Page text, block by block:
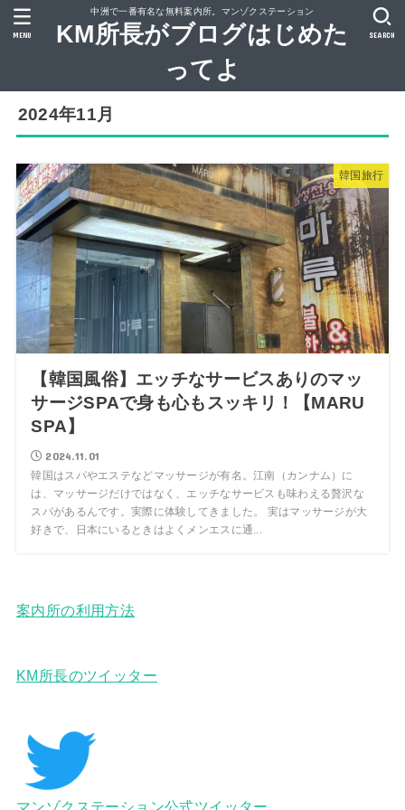
中洲で一番有名な無料案内所。マンゾクステーション
KM所長がブログはじめた
ってよ
SEARCH
MENU
2024年11月
韓国旅行
【韓国風俗】エッチなサービスありのマッ
サージSPAで身も心もスッキリ！【MARU
SPA】
2024.11.01
韓国はスパやエステなどマッサージが有名。江南（カンナム）に
は、マッサージだけではなく、エッチなサービスも味わえる贅沢な
スパがあるんです。実際に体験してきました。 実はマッサージが大
好きで、日本にいるときはよくメンエスに通...
案内所の利用方法
KM所長のツイッター
マンゾクステーション公式ツイッター